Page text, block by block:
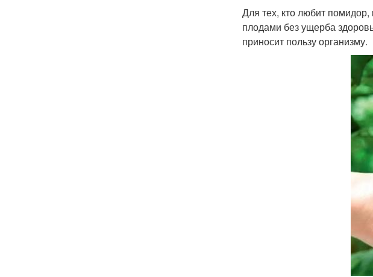
Для тех, кто любит
плодами без ущерба
приносит пользу организму.